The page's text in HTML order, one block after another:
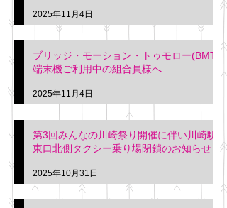
2025年11月4日
ブリッジ・モーション・トゥモロー(BMT)
端末機ご利用中の組合員様へ
2025年11月4日
第3回みんなの川崎祭り開催に伴い川崎駅
東口北側タクシー乗り場閉鎖のお知らせ
2025年10月31日